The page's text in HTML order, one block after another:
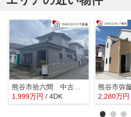
熊谷市拾六間 中古戸建
1,999万円 / 4DK
2,280万円